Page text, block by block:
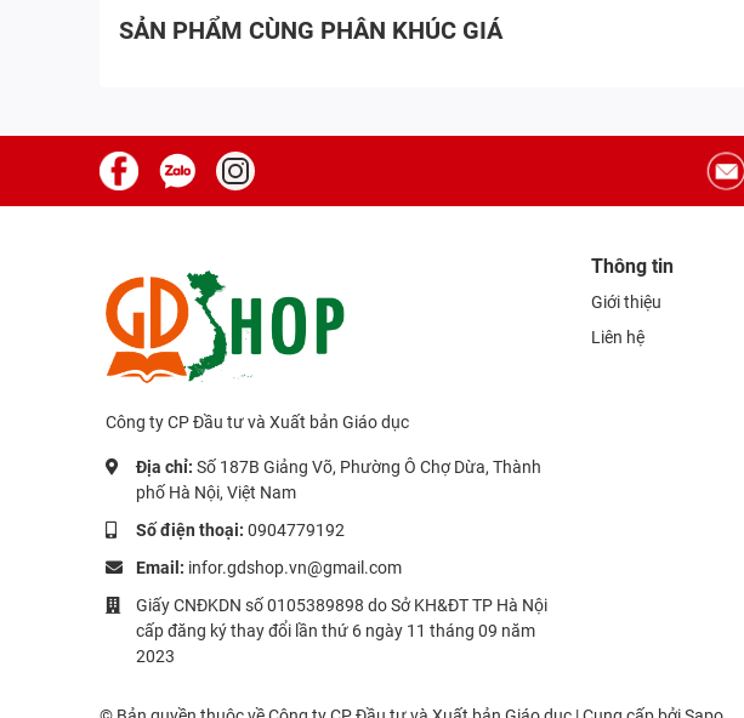
SẢN PHẨM CÙNG PHÂN KHÚC GIÁ
Công ty CP Đầu tư và Xuất bản Giáo dục
Địa chỉ: Số 187B Giảng Võ, Phường Ô Chợ Dừa, Thành
phố Hà Nội, Việt Nam
Số điện thoại: 0904779192
Email: infor.gdshop.vn@gmail.com
Giấy CNĐKDN số 0105389898 do Sở KH&ĐT TP Hà Nội
cấp đăng ký thay đổi lần thứ 6 ngày 11 tháng 09 năm
2023
Thông tin
Giới thiệu
Liên hệ